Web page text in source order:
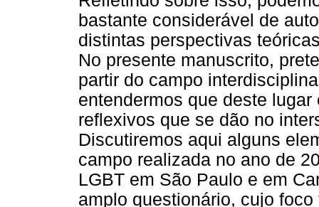
bastante considerável de
distintas perspectivas
No presente manuscrito,
partir do campo
entendermos que deste
reflexivos que se dão no
Discutiremos aqui alguns
campo realizada no ano de
LGBT em São Paulo e em
amplo questionário, cujo